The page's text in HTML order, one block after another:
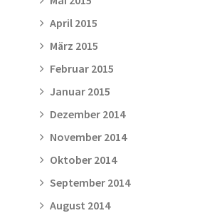
April 2015
März 2015
Februar 2015
Januar 2015
Dezember 2014
November 2014
Oktober 2014
September 2014
August 2014